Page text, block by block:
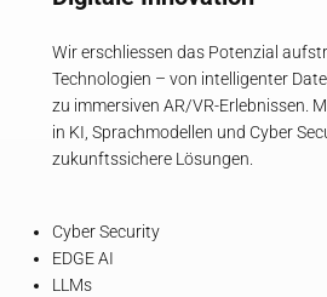
Wir erschliessen das Potenzial
Technologien – von intelligenter
zu immersiven AR/VR-Erlebnissen.
in KI, Sprachmodellen und Cyber
zukunftssichere Lösungen.
Cyber Security
EDGE AI
LLMs